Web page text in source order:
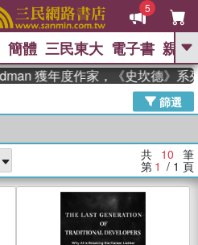
5
GO
The Odyssey 、
親節 、 如果歷史是一群喵 、 暑期
華 、 台灣的李登輝時代 、 數學女
：黎曼猜想
偉大的迷走神經
簡體 三民東大 電子書 親子
獲年度作家，《史坎德》系列
篩選
共 10 筆
第 1 / 1 頁